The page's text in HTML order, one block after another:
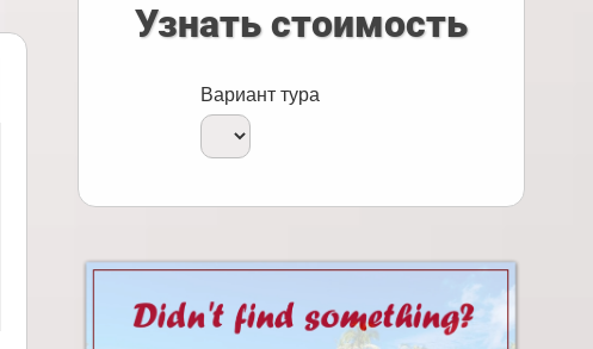
Узнать стоимость
Вариант тура